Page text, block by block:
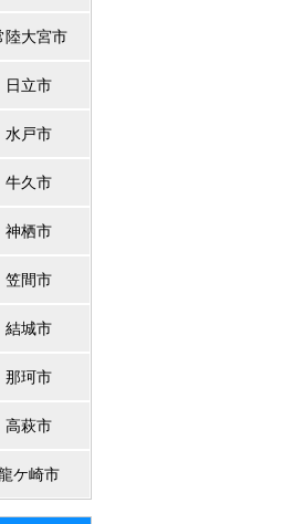
陸大宮市
日立市
水戸市
牛久市
神栖市
笠間市
結城市
那珂市
高萩市
ケ崎市